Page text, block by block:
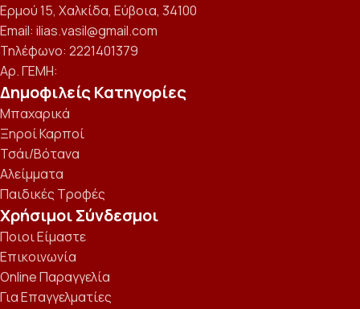
Ερμού 15, Χαλκίδα, Εύβοια, 34100
Email: ilias.vasil@gmail.com
Τηλέφωνο: 2221401379
Αρ. ΓΕΜΗ:
Δημοφιλείς Κατηγορίες
Μπαχαρικά
Ξηροί Καρποί
Τσάι/Βότανα
Αλείμματα
Παιδικές Τροφές
Χρήσιμοι Σύνδεσμοι
Ποιοι Είμαστε
Επικοινωνία
Online Παραγγελία
Για Επαγγελματίες